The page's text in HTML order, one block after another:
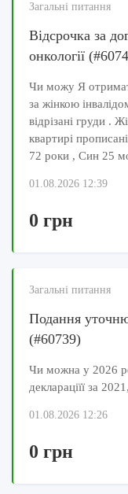
Загальні питання
Відсрочка за
онкології
Чи можу Я
за жінкою
відрізані груди .
квартирі
72 роки , Син 25
01.08.2026 12:39
0 грн
Загальні питання
Подання
(#60739)
Чи можна у 2026
деклараціїї за
01.08.2026 12:26
0 грн